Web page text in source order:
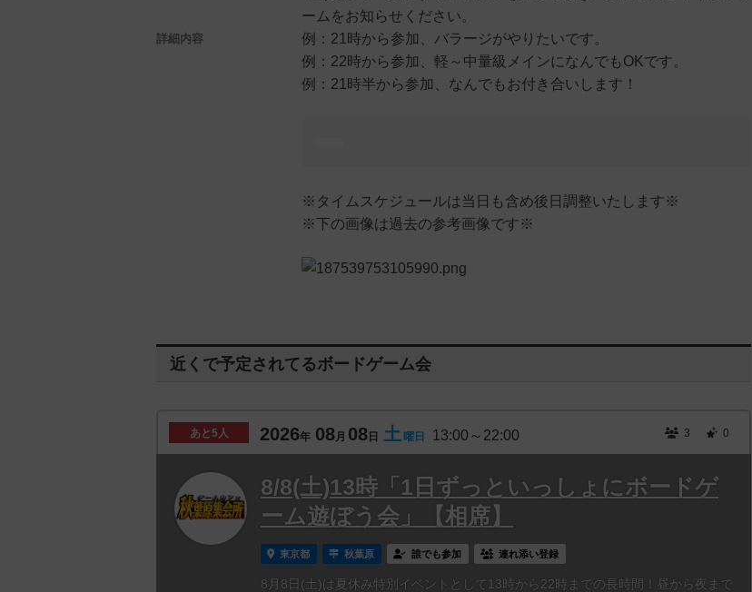
詳細内容
ームをお知らせください。
例：21時から参加、バラージがやりたいです。
例：22時から参加、軽～中量級メインになんでもOKです。
例：21時半から参加、なんでもお付き合いします！
※タイムスケジュールは当日も含め後日調整いたします※
※下の画像は過去の参考画像です※
近くで予定されてるボードゲーム会
あと5人 2026年 08 月 08 日 土 曜日 13:00～22:00 3 0
8/8(土)13時「1日ずっといっしょにボードゲ
ーム遊ぼう会」【相席】
東京都 秋葉原 誰でも参加 連れ添い登録
8月8日(土)は夏休み特別イベントとして13時から22時までの長時間！昼から夜まで